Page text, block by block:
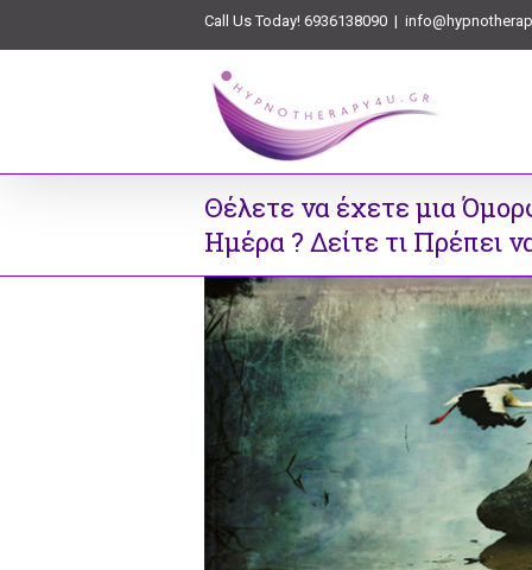
Call Us Today! 6936138090 |
Θέλετε να έχετε μια
Ημέρα ? Δείτε τι Πρέπει